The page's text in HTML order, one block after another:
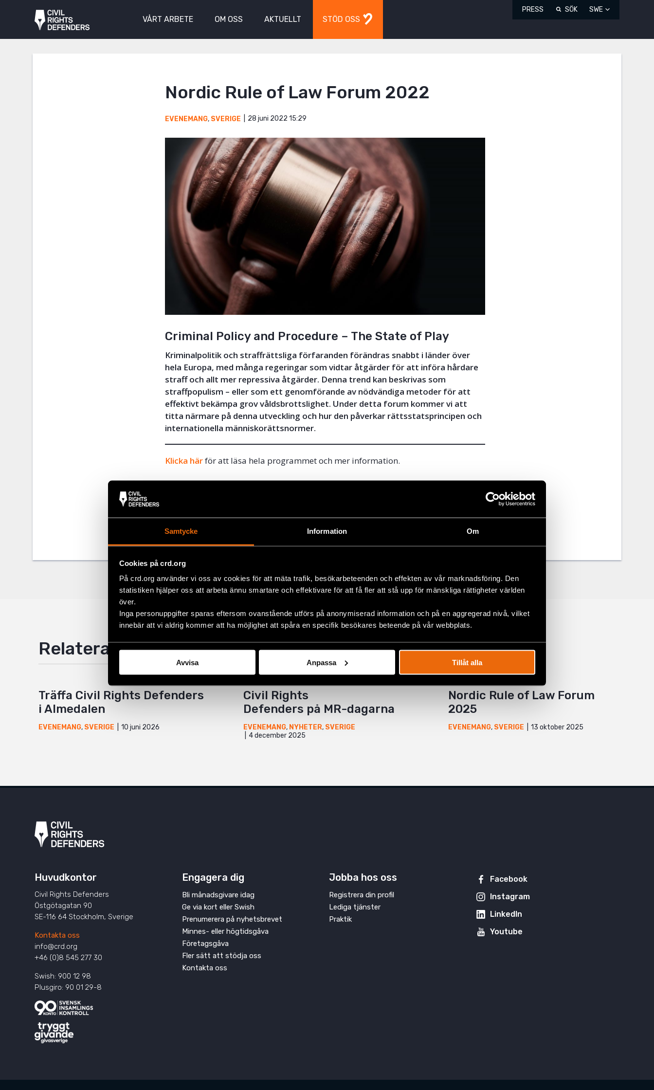
Samtycke Information Om
Cookies på crd.org
På crd.org använder vi oss av cookies för att mäta trafik, besökarbeteenden och effekten av vår marknadsföring. Den
statistiken hjälper oss att arbeta ännu smartare och effektivare för att få fler att stå upp för mänskliga rättigheter världen
över.
Inga personuppgifter sparas eftersom ovanstående utförs på anonymiserad information och på en aggregerad nivå, vilket
innebär att vi aldrig kommer att ha möjlighet att spåra en specifik besökares beteende på vår webbplats.
Avvisa Anpassa Tillåt alla
VÅRT ARBETE OM OSS AKTUELLT STÖD OSS
PRESS SÖK SWE
Nordic Rule of Law Forum 2022
EVENEMANG, SVERIGE 28 juni 2022 15:29
Criminal Policy and Procedure – The State of Play
Kriminalpolitik och straffrättsliga förfaranden förändras snabbt i länder över
hela Europa, med många regeringar som vidtar åtgärder för att införa hårdare
straff och allt mer repressiva åtgärder. Denna trend kan beskrivas som
straffpopulism – eller som ett genomförande av nödvändiga metoder för att
effektivt bekämpa grov våldsbrottslighet. Under detta forum kommer vi att
titta närmare på denna utveckling och hur den påverkar rättsstatsprincipen och
internationella människorättsnormer.
Klicka härför att läsa hela programmet och mer information.
Facebook
Twitter
Mail
TaggarAktuellt,Sverige
Relaterade artiklar
Träffa Civil Rights Defenders
i Almedalen
EVENEMANG, SVERIGE 10 juni 2026
Civil Rights
Defenders på MR-dagarna
EVENEMANG, NYHETER, SVERIGE
4 december 2025
Nordic Rule of Law Forum
2025
EVENEMANG, SVERIGE 13 oktober 2025
Huvudkontor
Civil Rights Defenders
Östgötagatan 90
SE-116 64 Stockholm, Sverige
Kontakta oss
info@crd.org
+46 (0)8 545 277 30
Swish: 900 12 98
Plusgiro: 90 01 29-8
Engagera dig
Bli månadsgivare idag
Ge via kort eller Swish
Prenumerera på nyhetsbrevet
Minnes- eller högtidsgåva
Företagsgåva
Fler sätt att stödja oss
Kontakta oss
Jobba hos oss
Registrera din profil
Lediga tjänster
Praktik
Facebook
Instagram
LinkedIn
Youtube